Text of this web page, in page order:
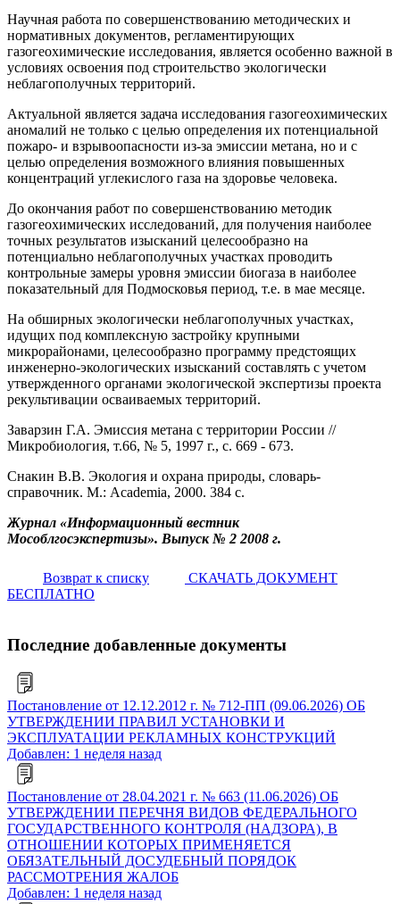
Научная работа по совершенствованию методических и
нормативных документов, регламентирующих
газогеохимические исследования, является особенно важной в
условиях освоения под строительство экологически
неблагополучных территорий.
Актуальной является задача исследования газогеохимических
аномалий не только с целью определения их потенциальной
пожаро- и взрывоопасности из-за эмиссии метана, но и с
целью определения возможного влияния повышенных
концентраций углекислого газа на здоровье человека.
До окончания работ по совершенствованию методик
газогеохимических исследований, для получения наиболее
точных результатов изысканий целесообразно на
потенциально неблагополучных участках проводить
контрольные замеры уровня эмиссии биогаза в наиболее
показательный для Подмосковья период, т.е. в мае месяце.
На обширных экологически неблагополучных участках,
идущих под комплексную застройку крупными
микрорайонами, целесообразно программу предстоящих
инженерно-экологических изысканий составлять с учетом
утвержденного органами экологической экспертизы проекта
рекультивации осваиваемых территорий.
Заварзин Г.А. Эмиссия метана с территории России //
Микробиология, т.66, № 5, 1997 г., с. 669 - 673.
Снакин В.В. Экология и охрана природы, словарь-
справочник. М.: Academia, 2000. 384 с.
Журнал «Информационный вестник
Мособлгосэкспертизы». Выпуск № 2 2008 г.
Возврат к списку
СКАЧАТЬ ДОКУМЕНТ
БЕСПЛАТНО
Последние добавленные документы
Постановление от 12.12.2012 г. № 712-ПП (09.06.2026) ОБ
УТВЕРЖДЕНИИ ПРАВИЛ УСТАНОВКИ И
ЭКСПЛУАТАЦИИ РЕКЛАМНЫХ КОНСТРУКЦИЙ
Добавлен: 1 неделя назад
Постановление от 28.04.2021 г. № 663 (11.06.2026) ОБ
УТВЕРЖДЕНИИ ПЕРЕЧНЯ ВИДОВ ФЕДЕРАЛЬНОГО
ГОСУДАРСТВЕННОГО КОНТРОЛЯ (НАДЗОРА), В
ОТНОШЕНИИ КОТОРЫХ ПРИМЕНЯЕТСЯ
ОБЯЗАТЕЛЬНЫЙ ДОСУДЕБНЫЙ ПОРЯДОК
РАССМОТРЕНИЯ ЖАЛОБ
Добавлен: 1 неделя назад